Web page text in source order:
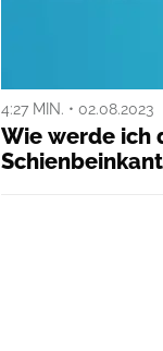
4:27 MIN. • 02.08.2023
Wie werde ich